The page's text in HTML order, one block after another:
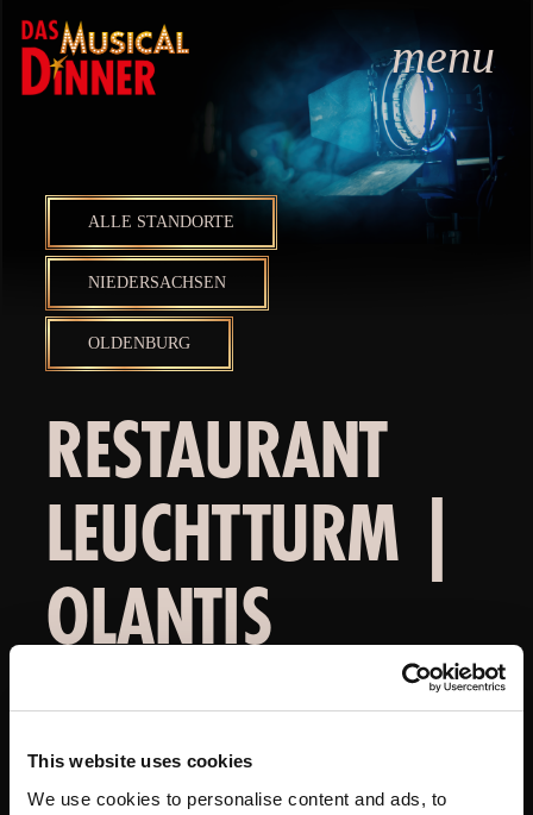
This website uses cookies
We use cookies to personalise content and ads, to
menu
ALLE STANDORTE
NIEDERSACHSEN
OLDENBURG
RESTAURANT
LEUCHTTURM |
OLANTIS
HUNTEBAD